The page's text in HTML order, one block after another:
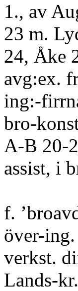
1., av
23 m.
24, Åke
avg:ex.
ing:-
bro-
A-B 20-
assist, i
f.
över-
verkst.
Lands-